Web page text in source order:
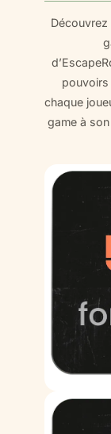
pouvoirs
chaque
game à